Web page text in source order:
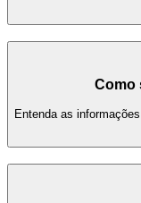
Como
Entenda as